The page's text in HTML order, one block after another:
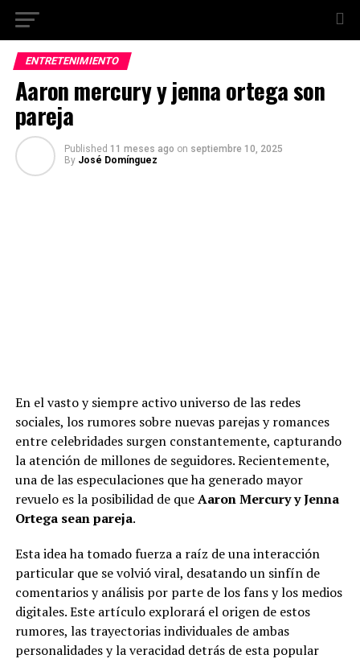
ENTRETENIMIENTO
Aaron mercury y jenna ortega son
pareja
Published 11 meses ago on septiembre 10, 2025
By José Domínguez
En el vasto y siempre activo universo de las redes
sociales, los rumores sobre nuevas parejas y romances
entre celebridades surgen constantemente, capturando
la atención de millones de seguidores. Recientemente,
una de las especulaciones que ha generado mayor
revuelo es la posibilidad de queAaron Mercury y Jenna
Ortega sean pareja.
Esta idea ha tomado fuerza a raíz de una interacción
particular que se volvió viral, desatando un sinfín de
comentarios y análisis por parte de los fans y los medios
digitales. Este artículo explorará el origen de estos
rumores, las trayectorias individuales de ambas
personalidades y la veracidad detrás de esta popular